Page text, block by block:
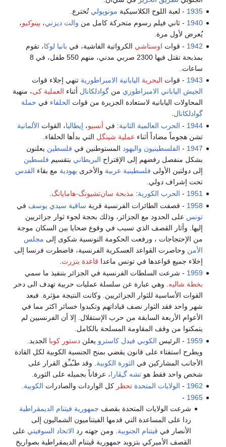
1935 - لعبة اللوح الكلاسيكية مونوپولي تُخترع.
1940 - ثاني فيلم رسوم متحركة كامل من والت ديزني،پينوكيو،
يُعرض لأول مرة.
1942 - قوات اوستاشي الكرواتية الفاشية، في بانيا لوكا، تقوم
بمذبحة تقتل فيها 2300 صربي مدني، منهم 550 طفل، في 8
ساعات.
1943 - قوات البحرية اليابانية الامبراطورية تنهي إجلاء قوات
الجيش الياباني الامبراطوري منگوادلكانال أثناء العملية كى، منهية
المحاولات اليابانية لاستعادة الجزيرة من قوات الحلفاء في حملة
گوادلكانال
1944
- الحرب العالمية الثانية: في أنسيو، إيطاليا، القوات الألمانية
تشن هجوماً مضاداً أثناء عملية شينگل التي بدأها الحلفاء.
1947
- الفلسطينيون واليهود المستوطنين في فلسطين يعلنون
بشكل منفصل رفضهم إلى الإقتراح البريطاني بتقسيم فلسطين
إلى دولتين الأولى فلسطينية عربية والأخرى يهودية مع بقاء القدس
تحت إشراف دولي.
1951
- الحرب الكورية: مذبحة سان‌تشيونگ-هامايانگ.
1958 - قصفت الطائرات الفرنسية قرية ساقية سيدي يوسف في
تونس على الحدود مع الجزائر، وذلك بحجة لجوء ثوار جزائريين
إليها. وأثار القصف الذي تسبب في وقوع ضحايا بين السكان موجة
من الإحتجاجات ، ورفعت الحكومة التونسية شكوى إلى مجلس
الأمن وحاصرت القواعد العسكرية الفرنسية، فاضطرت فرنسا إلى
إخلاء جميع قواعدها في تونس ماعدا قاعدة بنزرت
1959 - شرعت السلطات الفرنسية في الجزائر بتنفيذ ما سمي
بخطة شاليه . وهي عبارة عن سلسلة عمليات حربية تهدف الى دحر
القوات الأساسية للثوار الجزائريين. وكانت النتيجة مؤثرة. فبعد
شهر واحد فقد الثوار نصف قياداتهم وتكبدوا خسائر اكثر مما في
الأعوام الأربعة السابقة من حرب الإستقلال. إلا أن الفرنسيين لم
يتمكنوا من وقف المقاومة المسلحة بالكامل.
1959 - الرئيس الكوبي فيدل كاسترو يعلندستور كوبا الجديد.
ويطرح استفتاء على قانون يقضي بمنح الجنسية الكوبية لكل القادة
الأجانب المشاركين في الثورة الكوبية . وقد طـّبـِّق القرار على
شخص واحد فقط هوتشه گـِڤارا، عرفاناً بجميله على الثورة.
1962
- الولايات المتحدة تحظر كل الواردات والصادرات الكوبية
1965
-
شرعت الولايات المتحدة بقصف جمهورية فيتنام الديمقراطية
ردا على المساعدة التي قدمها الفيتناميون الشماليون إلى
الأنصار في ڤيتنام الجنوبية. ومن جهته رد الاتحاد السوفيتي على
القصف الأميركي بتزويد جمهورية ڤيتنام الديمقراطية بصواريخ